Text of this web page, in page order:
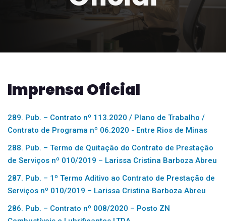
Imprensa Oficial
289. Pub. – Contrato nº 113.2020 / Plano de Trabalho /
Contrato de Programa nº 06.2020 - Entre Rios de Minas
288. Pub. – Termo de Quitação do Contrato de Prestação
de Serviços nº 010/2019 – Larissa Cristina Barboza Abreu
287. Pub. – 1º Termo Aditivo ao Contrato de Prestação de
Serviços nº 010/2019 – Larissa Cristina Barboza Abreu
286. Pub. – Contrato nº 008/2020 – Posto ZN